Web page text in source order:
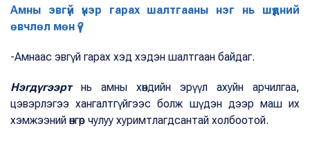
Амны эвгүй үнэр гарах шалтгааны нэг нь шүдний
өвчлөл мөн үү?
-Амнаас эвгүй гарах хэд хэдэн шалтгаан байдаг.
Нэгдүгээртнь амны хөндийн эрүүл ахуйн арчилгаа,
цэвэрлэгээ хангалтгүйгээс болж шүдэн дээр маш их
хэмжээний өнгөр чулуу хуримтлагдсантай холбоотой.